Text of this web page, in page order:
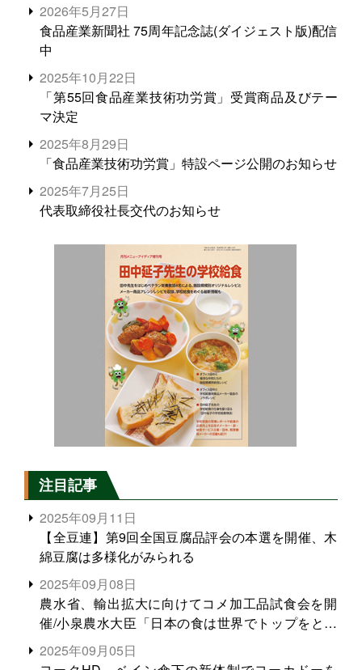
2026年5月27日
食品産業新聞社 75周年記念誌(ダイジェスト版)配信
中
2025年10月22日
「第55回食品産業技術功労賞」受賞商品及びテー
マ決定
2025年8月29日
「食品産業技術功労賞」特設ページ公開のお知らせ
2025年7月25日
代表取締役社長交代のお知らせ
注目記事
2025年09月11日
【全豆連】第9回全国豆腐品評会の本選を開催、木
綿豆腐は多様化がみられる
2025年09月08日
農水省、輸出拡大に向けてコメ加工品試食会を開
催/小泉農水大臣「日本の食は世界でトップをとれ
る。米増産に向けて、米輸出需要の拡大を」
2025年09月05日